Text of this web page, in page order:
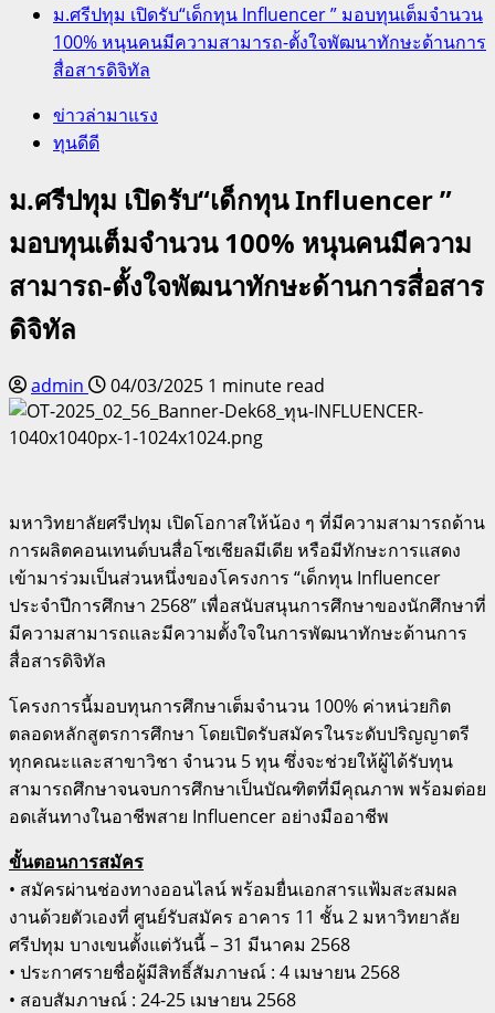
ม.ศรีปทุม เปิดรับ“เด็กทุน Influencer ” มอบทุนเต็มจำนวน
100% หนุนคนมีความสามารถ-ตั้งใจพัฒนาทักษะด้านการ
สื่อสารดิจิทัล
ข่าวล่ามาแรง
ทุนดีดี
ม.ศรีปทุม เปิดรับ“เด็กทุน Influencer ”
มอบทุนเต็มจำนวน 100% หนุนคนมีความ
สามารถ-ตั้งใจพัฒนาทักษะด้านการสื่อสาร
ดิจิทัล
admin 04/03/2025 1 minute read
มหาวิทยาลัยศรีปทุม เปิดโอกาสให้น้อง ๆ ที่มีความสามารถด้าน
การผลิตคอนเทนต์บนสื่อโซเชียลมีเดีย หรือมีทักษะการแสดง
เข้ามาร่วมเป็นส่วนหนึ่งของโครงการ “เด็กทุน Influencer
ประจำปีการศึกษา 2568” เพื่อสนับสนุนการศึกษาของนักศึกษาที่
มีความสามารถและมีความตั้งใจในการพัฒนาทักษะด้านการ
สื่อสารดิจิทัล
โครงการนี้มอบทุนการศึกษาเต็มจำนวน 100% ค่าหน่วยกิต
ตลอดหลักสูตรการศึกษา โดยเปิดรับสมัครในระดับปริญญาตรี
ทุกคณะและสาขาวิชา จำนวน 5 ทุน ซึ่งจะช่วยให้ผู้ได้รับทุน
สามารถศึกษาจนจบการศึกษาเป็นบัณฑิตที่มีคุณภาพ พร้อมต่อย
อดเส้นทางในอาชีพสาย Influencer อย่างมืออาชีพ
ขั้นตอนการสมัคร
• สมัครผ่านช่องทางออนไลน์ พร้อมยื่นเอกสารแฟ้มสะสมผล
งานด้วยตัวเองที่ ศูนย์รับสมัคร อาคาร 11 ชั้น 2 มหาวิทยาลัย
ศรีปทุม บางเขนตั้งแต่วันนี้ – 31 มีนาคม 2568
• ประกาศรายชื่อผู้มีสิทธิ์สัมภาษณ์ : 4 เมษายน 2568
• สอบสัมภาษณ์ : 24-25 เมษายน 2568